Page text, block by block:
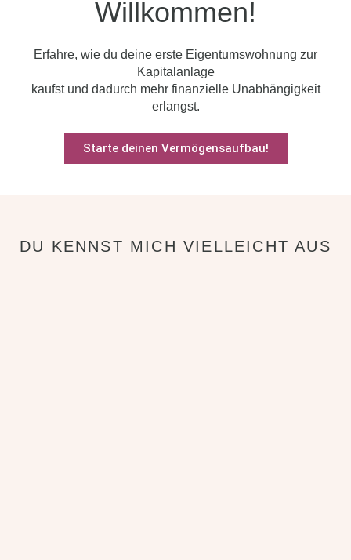
Willkommen!
Erfahre, wie du deine erste Eigentumswohnung zur
Kapitalanlage
kaufst und dadurch mehr finanzielle Unabhängigkeit
erlangst.
Starte deinen Vermögensaufbau!
DU KENNST MICH VIELLEICHT AUS